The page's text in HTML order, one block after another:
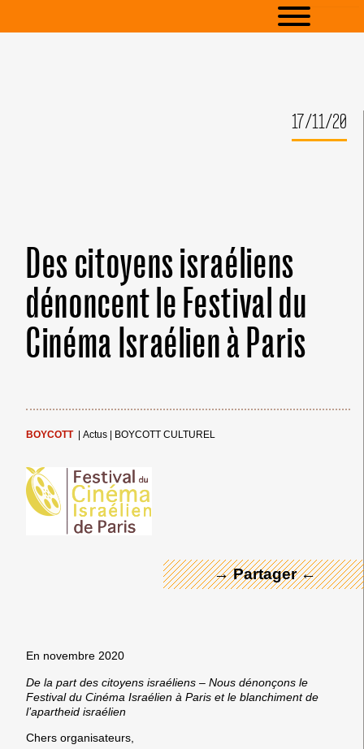
17/11/20
Des citoyens israéliens
dénoncent le Festival du
Cinéma Israélien à Paris
BOYCOTT Actus BOYCOTT CULTUREL
→ Partager ←
En novembre 2020
De la part des citoyens israéliens – Nous dénonçons le
Festival du Cinéma Israélien à Paris et le blanchiment de
l’apartheid israélien
Chers organisateurs,